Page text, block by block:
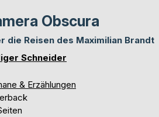
Obscura
die Reisen des Maximilian Brandt
Schneider
& Erzählungen